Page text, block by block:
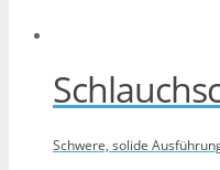
Schwere, solide